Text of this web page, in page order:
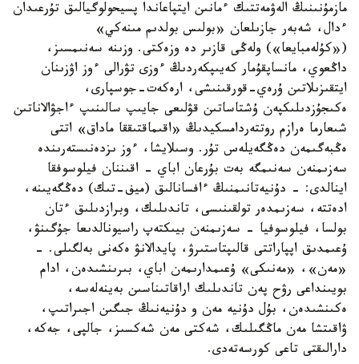
مازمۇنىنىڭ الەۋمەتتىك ءمانىن ايتپاعاندا پسيحولوگيالىق تۇرعىدان
ءدال، شەبەر جازىلعان «بولىس بولدىم مىنەكي»
(«كۇلەمبايعا») ولەڭى قازىر دە وزەكتى. وزىنە سەنىمسىز،
داڭعوي، مانساپقۇمار كەيىپكەردىڭ ءوزى تۋرالى ءوز اۋزىنان
ايتقىزىلاتىن ۇرەي-قورقىنىشى، ارەكەت-جوسپارى،
ەكىجۇزدىلىكپەن ۇشتاساتىن قۋلىعى جايىپ سالىنىپ ءاجۋالاناتىن
شىعارما ەرازم روتتەردامسكيدىڭ «اقىماقتىققا ماداق» اتتى
ەڭبەگىمەن دەڭگەيلەس تۇر. وسىلايشا، ءوز ىزدەنىستەرىندە
سەزىمنەن سەنىمگە بەت بۇرعان اباي - اقىننان فيلوسوفقا
اينالدى: - دۇنيەتانىمنىڭ ءافسانالىق (ميف-تىك) دەڭگەيىنە،
ادەتتە، سەزىمدەر تولقىنىسى، تاندىلىك، وبرازدىلىق ءتان
بولسا، فيلوسوفيا - سەزىمنەن بيىكتەپ راسيونالدىعا جۇگىنۋ،
ۇعىمدىق اپپاراتتى قالىپتاستىرۋ، پايدالانۋ ەكەنى بەلگىلى. -
«مەن»، «مەنىكى» ۇعىمدارىمەن اباي، بىرىنشىدەن، ادام
بويىنداعى رۋح پەن تاندىلىك اراقاتىناسىن بەينەلەسە،
ەكىنشىدەن، بۇل دۇنيە مەن و دۇنيەنىڭ جىگىن اجىراتىپ،
ۋاقىتشا مەن ماڭگىلىك، شەكتى مەن شەكسىز، جالپى، جەكە،
دارالىقتى تاعى كورسەتەدى.